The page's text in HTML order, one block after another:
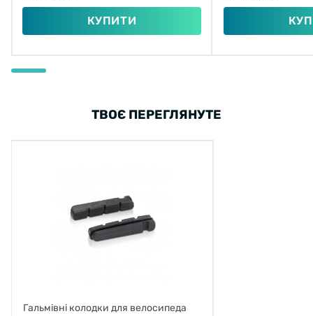
КУПИТИ
ТВОЄ ПЕРЕГЛЯНУТЕ
Гальмівні колодки для велосипеда